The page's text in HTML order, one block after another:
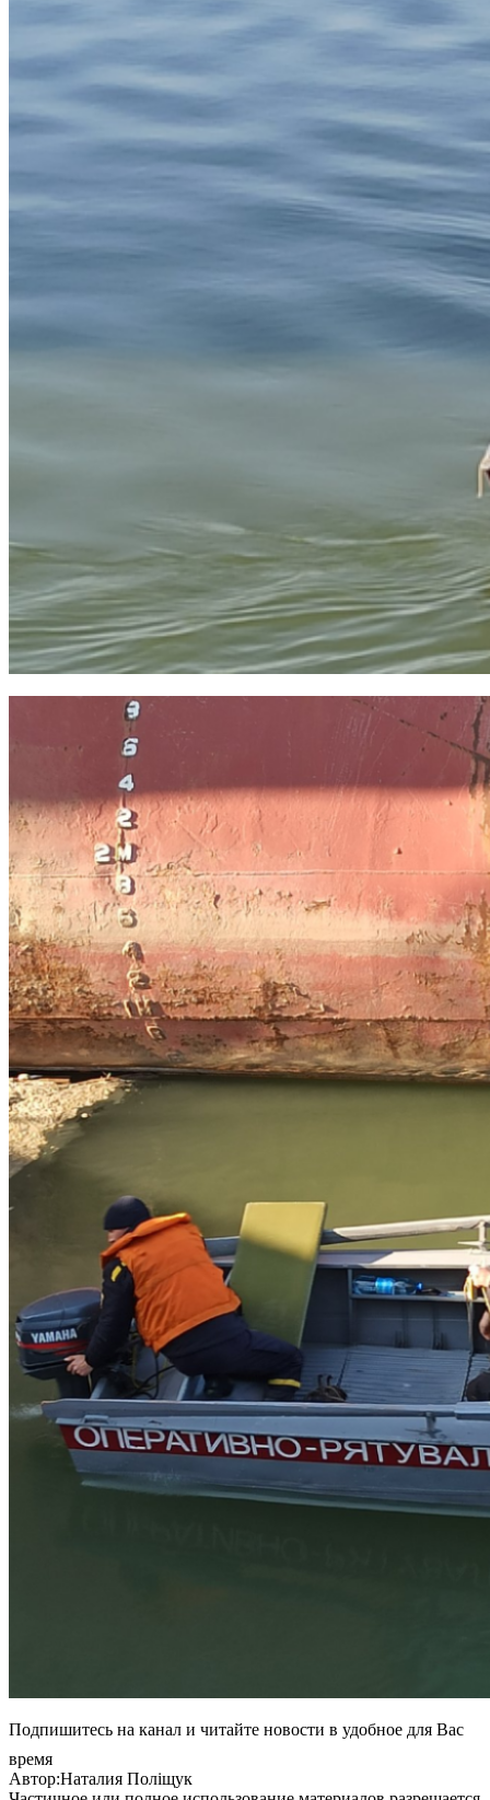
Подпишитесь на канал и читайте новости в удобное для Вас
время
Автор:Наталия Поліщук